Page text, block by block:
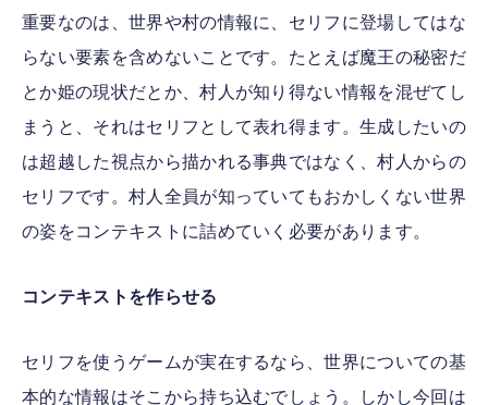
重要なのは、世界や村の情報に、セリフに登場してはな
らない要素を含めないことです。たとえば魔王の秘密だ
とか姫の現状だとか、村人が知り得ない情報を混ぜてし
まうと、それはセリフとして表れ得ます。生成したいの
は超越した視点から描かれる事典ではなく、村人からの
セリフです。村人全員が知っていてもおかしくない世界
の姿をコンテキストに詰めていく必要があります。
コンテキストを作らせる
セリフを使うゲームが実在するなら、世界についての基
本的な情報はそこから持ち込むでしょう。しかし今回は